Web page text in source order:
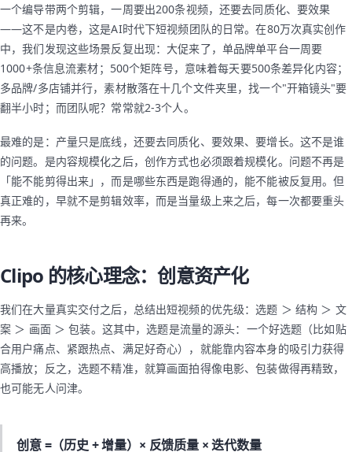
一个编导带两个剪辑，一周要出200条视频，还要去同质化、要效果
——这不是内卷，这是AI时代下短视频团队的日常。在80万次真实创作
中，我们发现这些场景反复出现：大促来了，单品牌单平台一周要
1000+条信息流素材；500个矩阵号，意味着每天要500条差异化内容；
多品牌/多店铺并行，素材散落在十几个文件夹里，找一个"开箱镜头"要
翻半小时；而团队呢？常常就2-3个人。
最难的是：产量只是底线，还要去同质化、要效果、要增长。这不是谁
的问题。是内容规模化之后，创作方式也必须跟着规模化。问题不再是
「能不能剪得出来」，而是哪些东西是跑得通的，能不能被反复用。但
真正难的，早就不是剪辑效率，而是当量级上来之后，每一次都要重头
再来。
Clipo 的核心理念：创意资产化
我们在大量真实交付之后，总结出短视频的优先级：选题 ＞ 结构 ＞ 文
案 ＞ 画面 ＞ 包装。这其中，选题是流量的源头：一个好选题（比如贴
合用户痛点、紧跟热点、满足好奇心），就能靠内容本身的吸引力获得
高播放；反之，选题不精准，就算画面拍得像电影、包装做得再精致，
也可能无人问津。
创意 =（历史 + 增量）× 反馈质量 × 迭代数量